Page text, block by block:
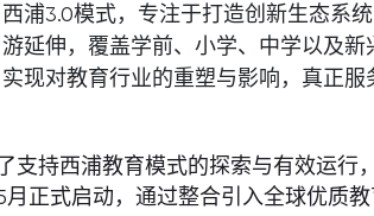
西浦3.0模式，专注于打造创新生态系
游延伸，覆盖学前、小学、中学以及
实现对教育行业的重塑与影响，真正服
支持西浦教育模式的探索与有效运行
月正式启动，通过整合引入全球优质